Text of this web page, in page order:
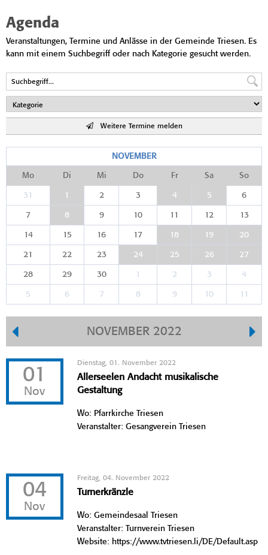
Agenda
Veranstaltungen, Termine und Anlässe in der Gemeinde Triesen. Es
kann mit einem Suchbegriff oder nach Kategorie gesucht werden.
Weitere Termine melden
NOVEMBER
Mo Di Mi Do Fr Sa So
31 1 2 3 4 5 6
7 8 9 10 11 12 13
14 15 16 17 18 19 20
21 22 23 24 25 26 27
28 29 30 1 2 3 4
5 6 7 8 9 10 11
NOVEMBER 2022
01
Nov
Dienstag, 01. November 2022
Allerseelen Andacht musikalische
Gestaltung
Wo: Pfarrkirche Triesen
Veranstalter: Gesangverein Triesen
04
Nov
Freitag, 04. November 2022
Turnerkränzle
Wo: Gemeindesaal Triesen
Veranstalter: Turnverein Triesen
Website: https://www.tvtriesen.li/DE/Default.asp